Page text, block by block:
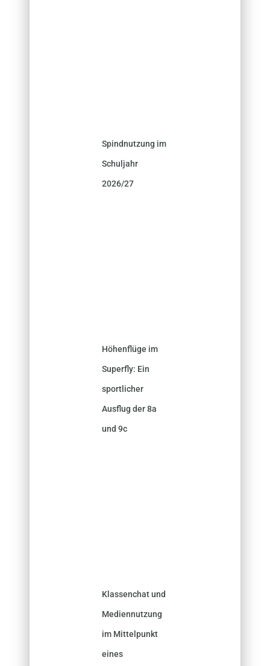
Spindnutzung im
Schuljahr
2026/27
Höhenflüge im
Superfly: Ein
sportlicher
Ausflug der 8a
und 9c
Klassenchat und
Mediennutzung
im Mittelpunkt
eines